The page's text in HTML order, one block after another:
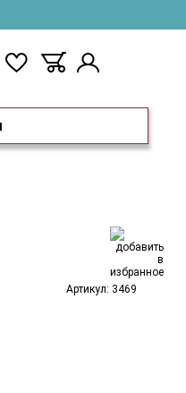
Артикул: 3469